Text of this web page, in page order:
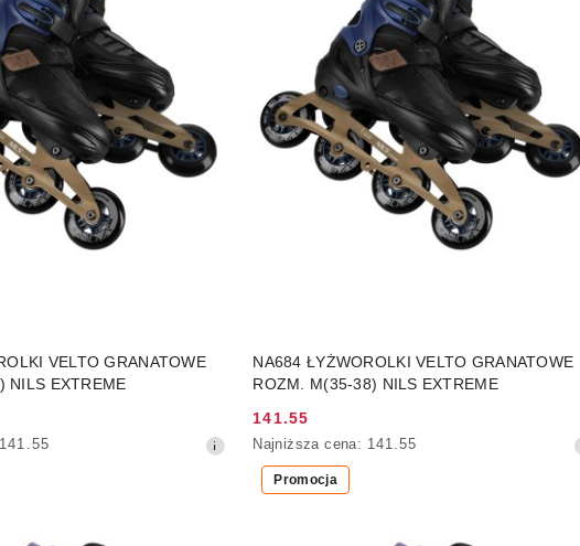
VELTO GRANATOWE
NILS EXTREME
141.55
NA684 ŁYŻWOROLKI VELTO GRANATOWE
ROZM. M(35-38) NILS EXTREME
Cena
promocyjna:
141.55
Najniższa
cena
Najniższa cena: 141.55
Promocja